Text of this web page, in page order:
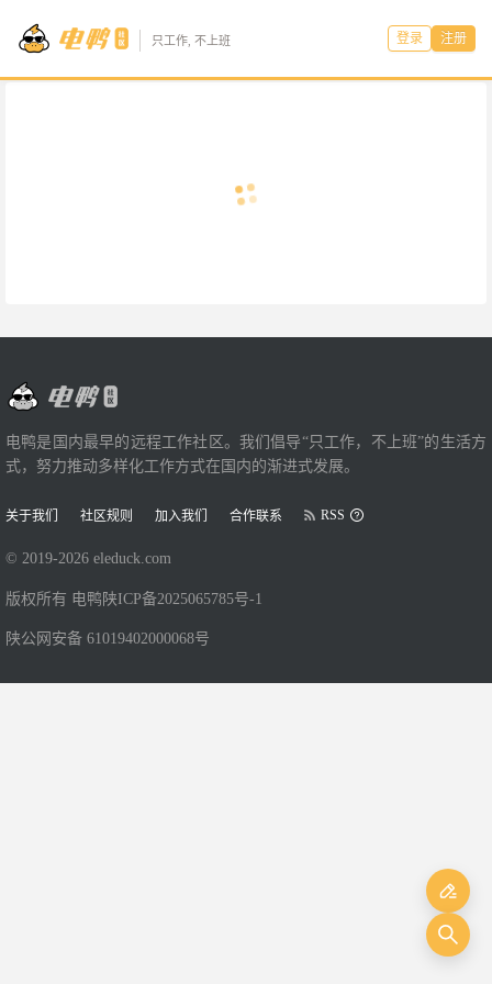
只工作, 不上班 登录 注册
电鸭是国内最早的远程工作社区。我们倡导“只工作，不上班”的生活方
式，努力推动多样化工作方式在国内的渐进式发展。
关于我们 社区规则 加入我们 合作联系 RSS
© 2019-2026 eleduck.com
版权所有 电鸭 陕ICP备2025065785号-1
陕公网安备 61019402000068号